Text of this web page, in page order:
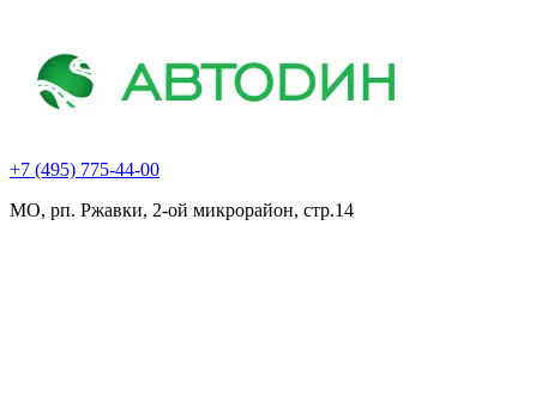
+7 (495) 775-44-00
МО, рп. Ржавки, 2-ой микрорайон, стр.14